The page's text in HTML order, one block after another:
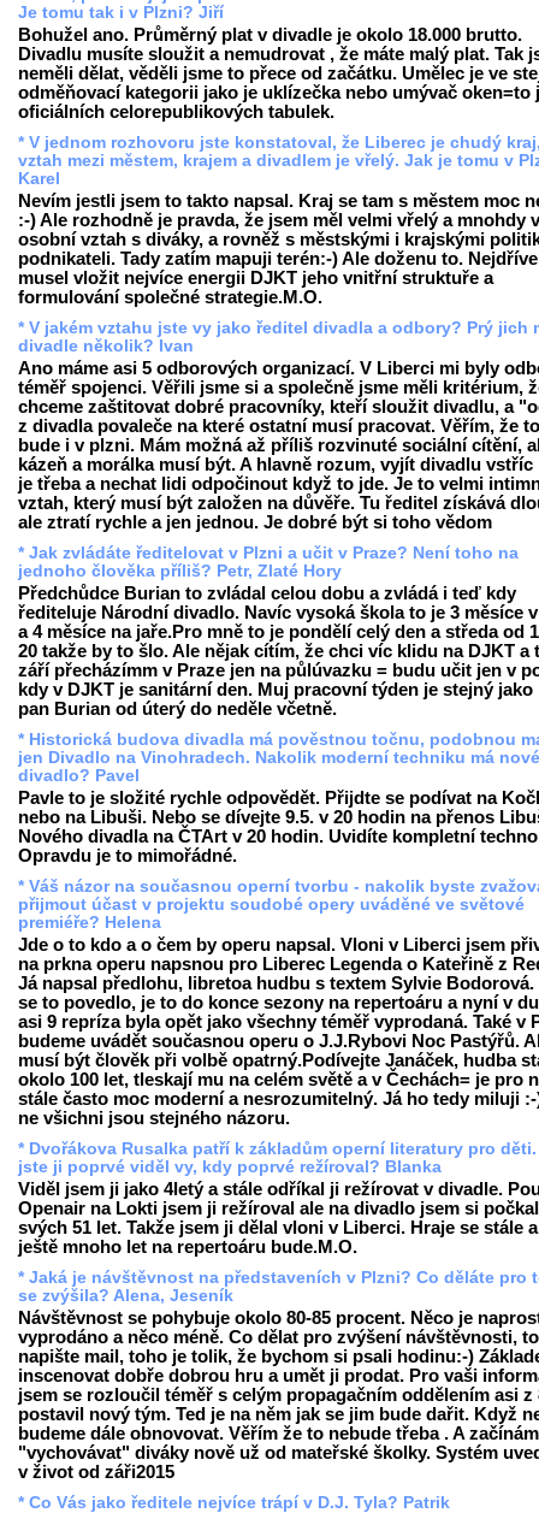
Je tomu tak i v Plzni? Jiří
Bohužel ano. Průměrný plat v divadle je okolo 18.000 brutto.
Divadlu musíte sloužit a nemudrovat , že máte malý plat. Tak
neměli dělat, věděli jsme to přece od začátku. Umělec je ve
odměňovací kategorii jako je uklízečka nebo umývač oken=to
oficiálních celorepublikových tabulek.
* V jednom rozhovoru jste konstatoval, že Liberec je chudý
vztah mezi městem, krajem a divadlem je vřelý. Jak je tomu v
Karel
Nevím jestli jsem to takto napsal. Kraj se tam s městem moc
:-) Ale rozhodně je pravda, že jsem měl velmi vřelý a mnohdy
osobní vztah s diváky, a rovněž s městskými i krajskými
podnikateli. Tady zatím mapuji terén:-) Ale doženu to.
musel vložit nejvíce energii DJKT jeho vnitřní struktuře a
formulování společné strategie.M.O.
* V jakém vztahu jste vy jako ředitel divadla a odbory? Prý jich
divadle několik? Ivan
Ano máme asi 5 odborových organizací. V Liberci mi byly
téměř spojenci. Věřili jsme si a společně jsme měli kritérium,
chceme zaštitovat dobré pracovníky, kteří sloužit divadlu, a
z divadla povaleče na které ostatní musí pracovat. Věřím, že
bude i v plzni. Mám možná až příliš rozvinuté sociální cítění,
kázeň a morálka musí být. A hlavně rozum, vyjít divadlu vstříc
je třeba a nechat lidi odpočinout když to jde. Je to velmi
vztah, který musí být založen na důvěře. Tu ředitel získává
ale ztratí rychle a jen jednou. Je dobré být si toho vědom
* Jak zvládáte ředitelovat v Plzni a učit v Praze? Není toho na
jednoho člověka příliš? Petr, Zlaté Hory
Předchůdce Burian to zvládal celou dobu a zvládá i teď kdy
řediteluje Národní divadlo. Navíc vysoká škola to je 3 měsíce
a 4 měsíce na jaře.Pro mně to je pondělí celý den a středa od
20 takže by to šlo. Ale nějak cítím, že chci víc klidu na DJKT a
září přecházímm v Praze jen na půlúvazku = budu učit jen v
kdy v DJKT je sanitární den. Muj pracovní týden je stejný jako
pan Burian od úterý do neděle včetně.
* Historická budova divadla má pověstnou točnu, podobnou
jen Divadlo na Vinohradech. Nakolik moderní techniku má nové
divadlo? Pavel
Pavle to je složité rychle odpovědět. Přijdte se podívat na
nebo na Libuši. Nebo se dívejte 9.5. v 20 hodin na přenos
Nového divadla na ČTArt v 20 hodin. Uvidíte kompletní
Opravdu je to mimořádné.
* Váš názor na současnou operní tvorbu - nakolik byste
přijmout účast v projektu soudobé opery uváděné ve světové
premiéře? Helena
Jde o to kdo a o čem by operu napsal. Vloni v Liberci jsem
na prkna operu napsnou pro Liberec Legenda o Kateřině z
Já napsal předlohu, libretoa hudbu s textem Sylvie Bodorová.
se to povedlo, je to do konce sezony na repertoáru a nyní v
asi 9 repríza byla opět jako všechny téměř vyprodaná. Také v
budeme uvádět současnou operu o J.J.Rybovi Noc Pastýřů.
musí být člověk při volbě opatrný.Podívejte Janáček, hudba
okolo 100 let, tleskají mu na celém světě a v Čechách= je pro
stále často moc moderní a nesrozumitelný. Já ho tedy miluji :-
ne všichni jsou stejného názoru.
* Dvořákova Rusalka patří k základům operní literatury pro
jste ji poprvé viděl vy, kdy poprvé režíroval? Blanka
Viděl jsem ji jako 4letý a stále odříkal ji režírovat v divadle.
Openair na Lokti jsem ji režíroval ale na divadlo jsem si
svých 51 let. Takže jsem ji dělal vloni v Liberci. Hraje se stále
ještě mnoho let na repertoáru bude.M.O.
* Jaká je návštěvnost na představeních v Plzni? Co děláte pro
se zvýšila? Alena, Jeseník
Návštěvnost se pohybuje okolo 80-85 procent. Něco je
vyprodáno a něco méně. Co dělat pro zvýšení návštěvnosti,
napište mail, toho je tolik, že bychom si psali hodinu:-)
inscenovat dobře dobrou hru a umět ji prodat. Pro vaši
jsem se rozloučil téměř s celým propagačním oddělením asi z
postavil nový tým. Ted je na něm jak se jim bude dařit. Když
budeme dále obnovovat. Věřím že to nebude třeba . A
"vychovávat" diváky nově už od mateřské školky. Systém
v život od záři2015
* Co Vás jako ředitele nejvíce trápí v D.J. Tyla? Patrik